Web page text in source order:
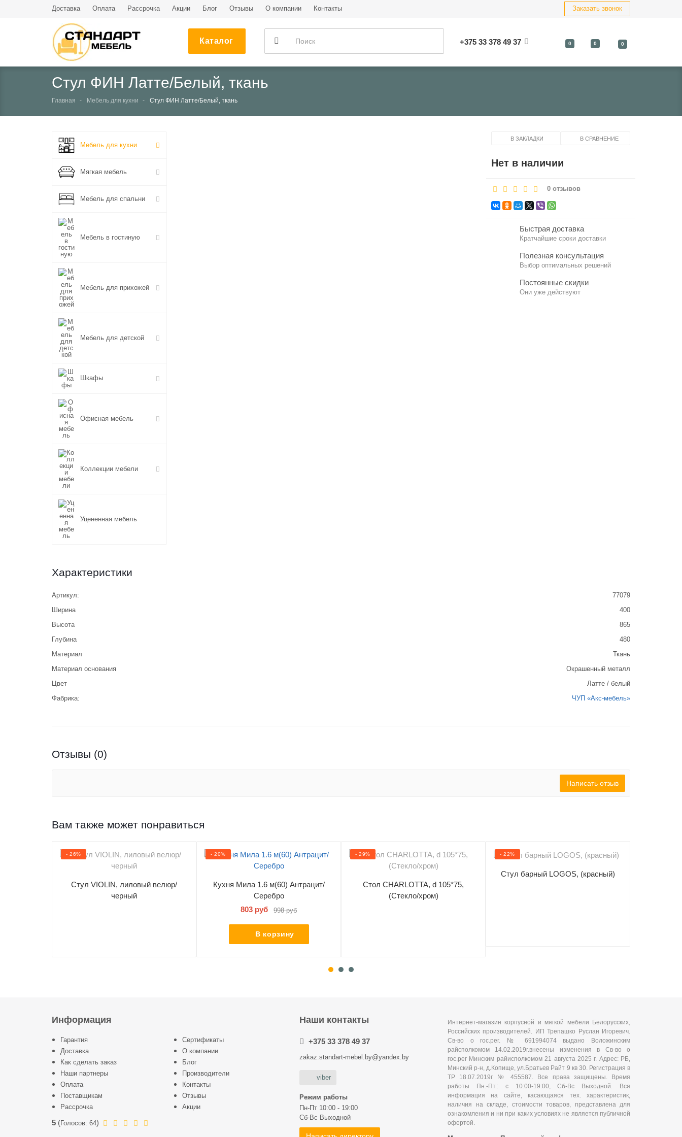
Доставка Оплата Рассрочка Акции Блог Отзывы О компании Контакты Заказать звонок
Каталог +375 33 378 49 37 0 0 0
Стул ФИН Латте/Белый, ткань
Главная Мебель для кухни Стул ФИН Латте/Белый, ткань
Мебель для кухни
Мягкая мебель
Мебель для спальни
Мебель в гостиную
Мебель для прихожей
Мебель для детской
Шкафы
Офисная мебель
Коллекции мебели
Уцененная мебель
В ЗАКЛАДКИ В СРАВНЕНИЕ
Нет в наличии
0 отзывов
Быстрая доставка
Кратчайшие сроки доставки
Полезная консультация
Выбор оптимальных решений
Постоянные скидки
Они уже действуют
Характеристики
Артикул:
77079
Ширина
400
Высота
865
Глубина
480
Материал
Ткань
Материал основания
Окрашенный металл
Цвет
Латте / белый
Фабрика:
ЧУП «Акс-мебель»
Отзывы (0)
Написать отзыв
Вам также может понравиться
- 26%
Стул VIOLIN, лиловый велюр/
черный
- 20%
Кухня Мила 1.6 м(60) Антрацит/
Серебро
803 руб
998 руб
В корзину
- 29%
Стол CHARLOTTA, d 105*75,
(Стекло/хром)
- 22%
Стул барный LOGOS, (красный)
Информация
Гарантия
Доставка
Как сделать заказ
Наши партнеры
Оплата
Поставщикам
Рассрочка
Сертификаты
О компании
Блог
Производители
Контакты
Отзывы
Акции
5 (Голосов: 64)
Наши контакты
+375 33 378 49 37
zakaz.standart-mebel.by@yandex.by
viber
Режим работы
Пн-Пт 10:00 - 19:00
Сб-Вс Выходной
Интернет-магазин корпусной и мягкой мебели Белорусских,
Российских производителей. ИП Трепашко Руслан Игоревич.
Св-во о гос.рег. № 691994074 выдано Воложинским
райсполкомом 14.02.2019г.внесены изменения в Св-во о
гос.рег Минским райисполкомом 21 августа 2025 г. Адрес: РБ,
Минский р-н, д.Копище, ул.Братьев Райт 9 кв 30. Регистрация в
ТР 18.07.2019г № 455587. Все права защищены. Время
работы Пн.-Пт.: с 10:00-19:00, Сб-Вс Выходной. Вся
информация на сайте, касающаяся тех. характеристик,
наличия на складе, стоимости товаров, представлена для
ознакомления и ни при каких условиях не является публичной
офертой.